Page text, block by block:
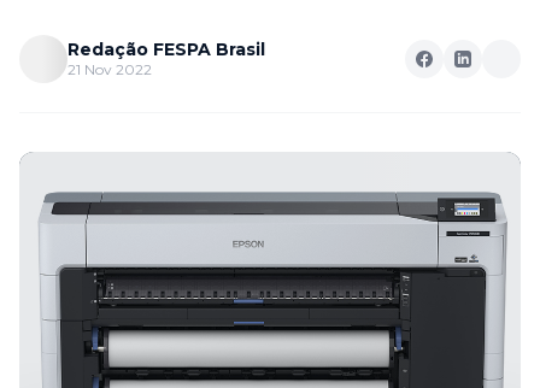
Redação FESPA Brasil
21 Nov 2022